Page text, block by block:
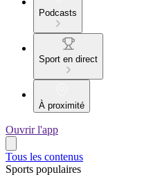
Podcasts
Sport en direct
À proximité
Ouvrir l'app
Tous les contenus
Sports populaires